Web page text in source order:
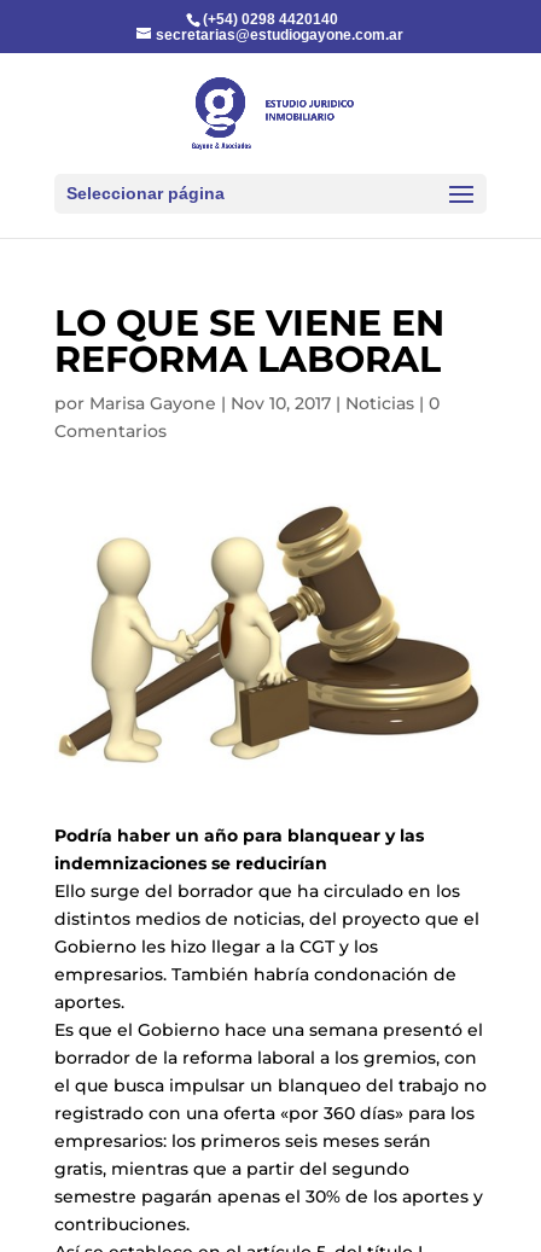
(+54) 0298 4420140
secretarias@estudiogayone.com.ar
Seleccionar página
LO QUE SE VIENE EN
REFORMA LABORAL
por Marisa Gayone | Nov 10, 2017| Noticias| 0
Comentarios
Podría haber un año para blanquear y las
indemnizaciones se reducirían
Ello surge del borrador que ha circulado en los
distintos medios de noticias, del proyecto que el
Gobierno les hizo llegar a la CGT y los
empresarios. También habría condonación de
aportes.
Es que el Gobierno hace una semana presentó el
borrador de la reforma laboral a los gremios, con
el que busca impulsar un blanqueo del trabajo no
registrado con una oferta «por 360 días» para los
empresarios: los primeros seis meses serán
gratis, mientras que a partir del segundo
semestre pagarán apenas el 30% de los aportes y
contribuciones.